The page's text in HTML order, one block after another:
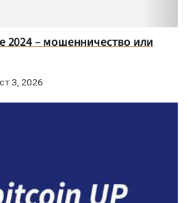
2024 – мошенничество или
3, 2026